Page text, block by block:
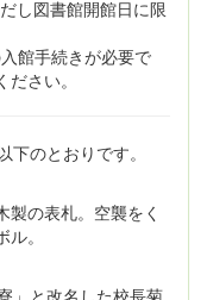
し図書館開館日に限
館手続きが必要で
さい。
のとおりです。
の表札。空襲をく
。
」と改名した校長菊